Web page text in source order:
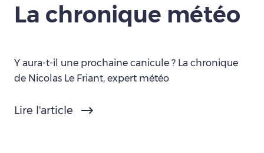
La chronique météo
Y aura-t-il une prochaine canicule ? La chronique
de Nicolas Le Friant, expert météo
Lire l'article